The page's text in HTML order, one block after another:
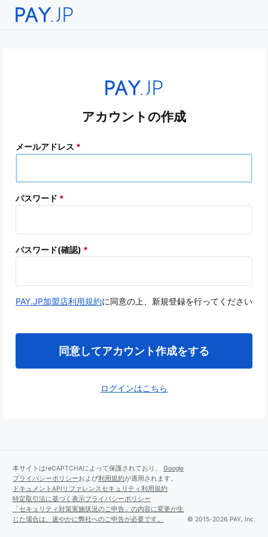
アカウントの作成
メールアドレス *
パスワード *
パスワード(確認) *
PAY.JP加盟店利用規約に同意の上、新規登録を行ってください
同意してアカウント作成をする
ログインはこちら
本サイトはreCAPTCHAによって保護されており、 Google
プライバシーポリシーおよび利用規約が適用されます。
ドキュメント APIリファレンスセキュリティ利用規約
特定取引法に基づく表示プライバシーポリシー
「セキュリティ対策実施状況のご申告」の内容に変更が生
じた場合は、速やかに弊社へのご申告が必要です。
© 2015-2026 PAY, Inc.